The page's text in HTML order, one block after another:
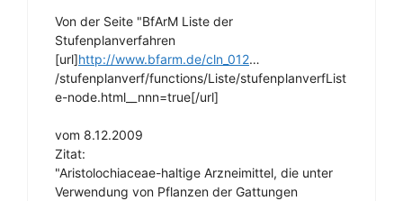
Von der Seite "BfArM Liste der
Stufenplanverfahren
[url]http://www.bfarm.de/cln_012…
/stufenplanverf/functions/Liste/stufenplanverfList
e-node.html__nnn=true[/url]
vom 8.12.2009
Zitat:
"Aristolochiaceae-haltige Arzneimittel, die unter
Verwendung von Pflanzen der Gattungen